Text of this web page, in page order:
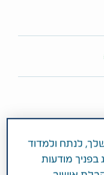
לנתח ולמדוד
בפניך מודעות